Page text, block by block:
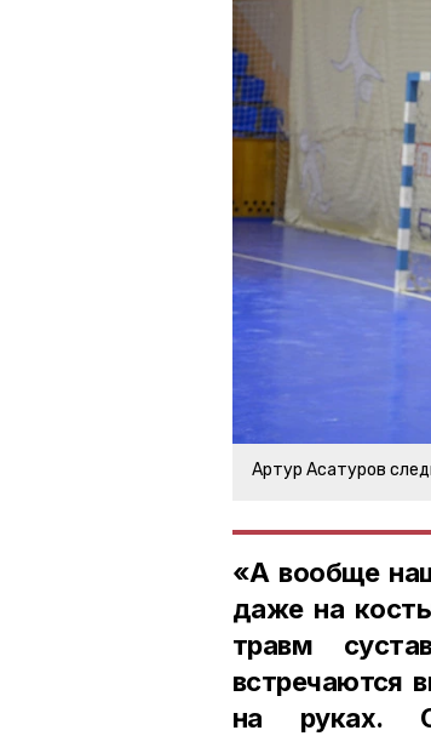
Артур Асатуров
«А вообще
даже на
травм
встречаются
на руках.